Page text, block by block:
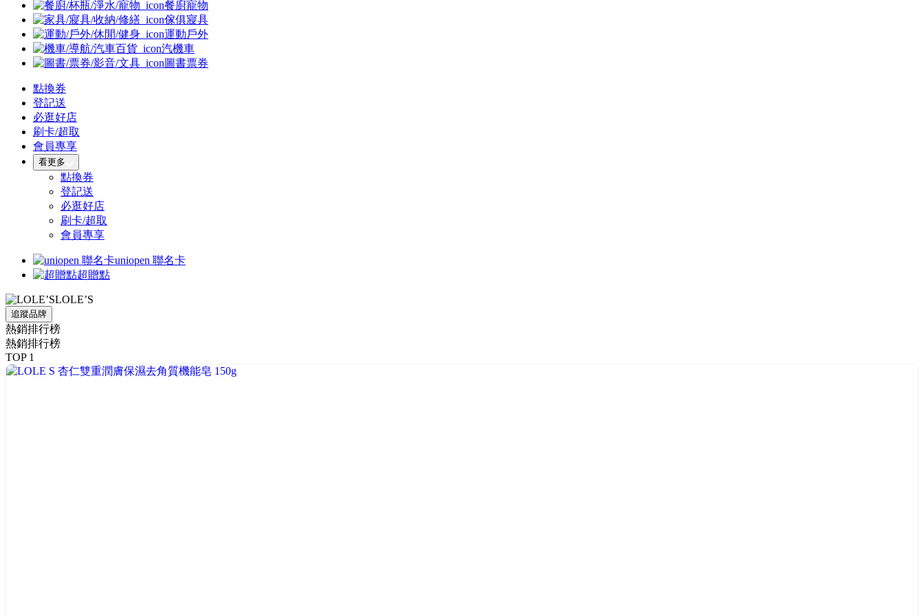
餐廚寵物
傢俱寢具
運動戶外
汽機車
圖書票券
點換券
登記送
必逛好店
刷卡/超取
會員專享
看更多
點換券
登記送
必逛好店
刷卡/超取
會員專享
uniopen 聯名卡
超贈點
LOLE’S
追蹤品牌
熱銷排行榜
熱銷排行榜
TOP 1